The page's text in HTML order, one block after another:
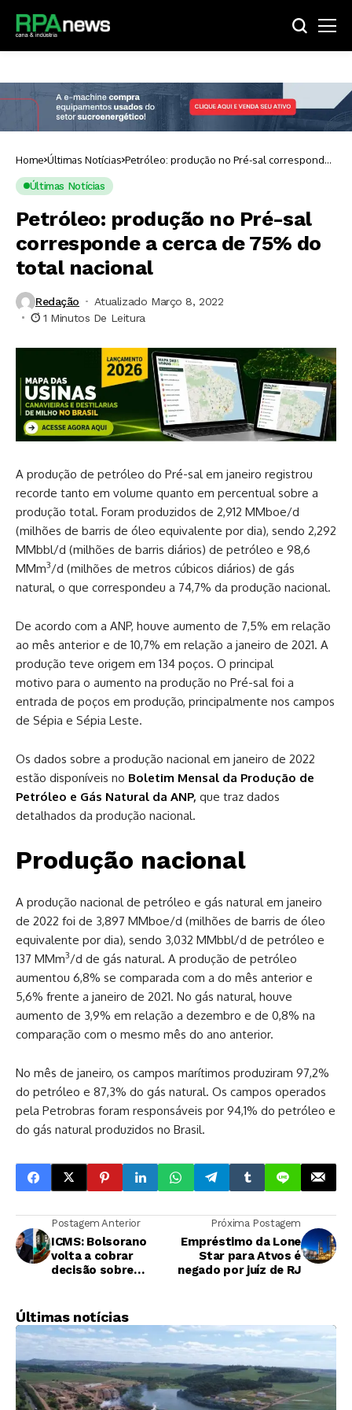
Home Últimas Notícias Petróleo: produção no Pré-sal corresponde
a cerca de 75% do total nacional
Últimas Notícias
Petróleo: produção no Pré-sal
corresponde a cerca de 75% do
total nacional
Redação
Atualizado Março 8, 2022
1 Minutos De Leitura
A produção de petróleo do Pré-sal em janeiro registrou
recorde tanto em volume quanto em percentual sobre a
produção total. Foram produzidos de 2,912 MMboe/d
(milhões de barris de óleo equivalente por dia), sendo 2,292
MMbbl/d (milhões de barris diários) de petróleo e 98,6
MMm3/d (milhões de metros cúbicos diários) de gás
natural, o que correspondeu a 74,7% da produção nacional.
De acordo com a ANP, houve aumento de 7,5% em relação
ao mês anterior e de 10,7% em relação a janeiro de 2021. A
produção teve origem em 134 poços. O principal
motivo para o aumento na produção no Pré-sal foi a
entrada de poços em produção, principalmente nos campos
de Sépia e Sépia Leste.
Os dados sobre a produção nacional em janeiro de 2022
estão disponíveis no Boletim Mensal da Produção de
Petróleo e Gás Natural da ANP, que traz dados
detalhados da produção nacional.
Produção nacional
A produção nacional de petróleo e gás natural em janeiro
de 2022 foi de 3,897 MMboe/d (milhões de barris de óleo
equivalente por dia), sendo 3,032 MMbbl/d de petróleo e
137 MMm3/d de gás natural. A produção de petróleo
aumentou 6,8% se comparada com a do mês anterior e
5,6% frente a janeiro de 2021. No gás natural, houve
aumento de 3,9% em relação a dezembro e de 0,8% na
comparação com o mesmo mês do ano anterior.
No mês de janeiro, os campos marítimos produziram 97,2%
do petróleo e 87,3% do gás natural. Os campos operados
pela Petrobras foram responsáveis por 94,1% do petróleo e
do gás natural produzidos no Brasil.
Postagem Anterior
ICMS: Bolsorano
volta a cobrar
decisão sobre
Próxima Postagem
Empréstimo da Lone
Star para Atvos é
negado por juíz de RJ
Últimas notícias